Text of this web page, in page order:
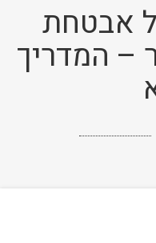
אבטחת
– המדריך